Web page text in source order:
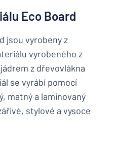
Eco Board
jsou vyrobeny z
vyrobeného z
z dřevovlákna
se vyrábí pomocí
matný a laminovaný
stylové a vysoce